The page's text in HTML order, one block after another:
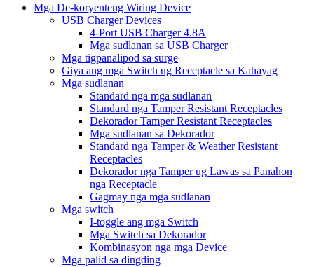
Mga De-koryenteng Wiring Device
USB Charger Devices
4-Port USB Charger 4.8A
Mga sudlanan sa USB Charger
Mga tigpanalipod sa surge
Giya ang mga Switch ug Receptacle sa Kahayag
Mga sudlanan
Standard nga mga sudlanan
Standard nga Tamper Resistant Receptacles
Dekorador Tamper Resistant Receptacles
Mga sudlanan sa Dekorador
Standard nga Tamper & Weather Resistant
Receptacles
Dekorador nga Tamper ug Lawas sa Panahon
nga Receptacle
Gagmay nga mga sudlanan
Mga switch
I-toggle ang mga Switch
Mga Switch sa Dekorador
Kombinasyon nga mga Device
Mga palid sa dingding